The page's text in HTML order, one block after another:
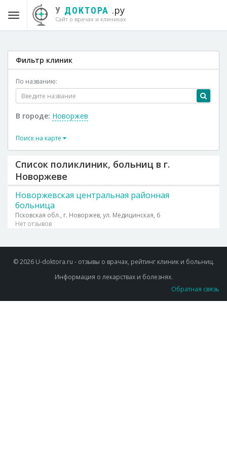
У ДОКТОРА .ру
Сайт о врачах и клиниках
Фильтр клиник
По названию:
В городе: Новоржев
Поиск на карте
Список поликлиник, больниц в г.
Новоржеве
Новоржевская центральная районная
больница
Псковская обл., г. Новоржев, ул. Медицинская, 6
Нет отзывов
© 2026 U-doktora.ru - отзывы о врачах, рейтинг клиник и больниц.
Информация о лекарствах и болезнях.
Обратная связь